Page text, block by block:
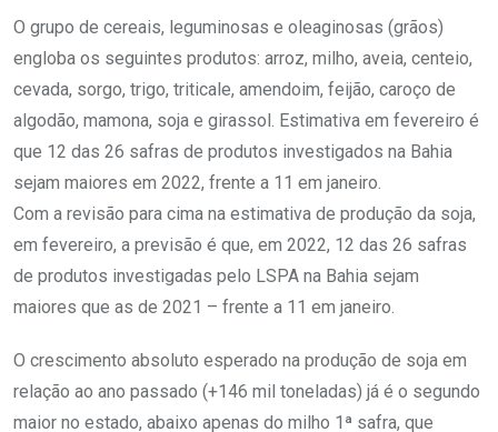
O grupo de cereais, leguminosas e oleaginosas (grãos)
engloba os seguintes produtos: arroz, milho, aveia, centeio,
cevada, sorgo, trigo, triticale, amendoim, feijão, caroço de
algodão, mamona, soja e girassol. Estimativa em fevereiro é
que 12 das 26 safras de produtos investigados na Bahia
sejam maiores em 2022, frente a 11 em janeiro.
Com a revisão para cima na estimativa de produção da soja,
em fevereiro, a previsão é que, em 2022, 12 das 26 safras
de produtos investigadas pelo LSPA na Bahia sejam
maiores que as de 2021 – frente a 11 em janeiro.
O crescimento absoluto esperado na produção de soja em
relação ao ano passado (+146 mil toneladas) já é o segundo
maior no estado, abaixo apenas do milho 1ª safra, que